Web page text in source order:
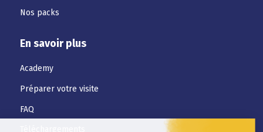
Nos packs
En savoir plus
Academy
Préparer votre visite
FAQ